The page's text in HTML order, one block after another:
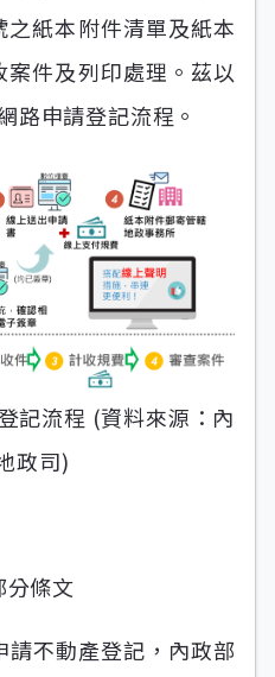
紙本附件清單及紙本
件及列印處理。茲以
路申請登記流程。
記流程 (資料來源：內
政司)
分條文
不動產登記，內政部